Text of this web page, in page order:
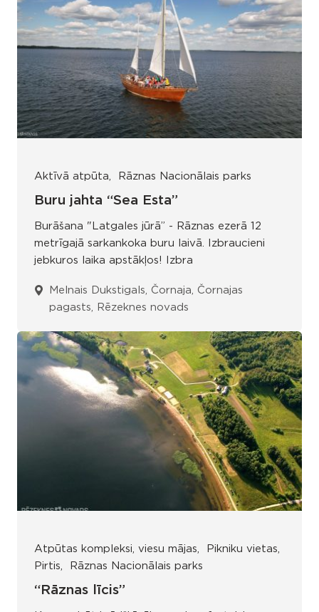
Aktīvā atpūta Rāznas Nacionālais parks
Buru jahta “Sea Esta”
Burāšana "Latgales jūrā” - Rāznas ezerā 12
metrīgajā sarkankoka buru laivā. Izbraucieni
jebkuros laika apstākļos! Izbra
Melnais Dukstigals, Čornaja, Čornajas
pagasts, Rēzeknes novads
Atpūtas kompleksi, viesu mājas
Pikniku vietas
Pirtis
Rāznas Nacionālais parks
“Rāznas līcis”